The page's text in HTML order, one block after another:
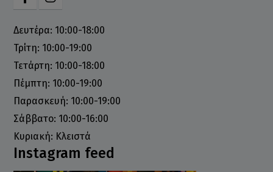
Δευτέρα: 10:00-18:00
Τρίτη: 10:00-19:00
Τετάρτη: 10:00-18:00
Πέμπτη: 10:00-19:00
Παρασκευή: 10:00-19:00
Σάββατο: 10:00-16:00
Κυριακή: Κλειστά
Instagram feed